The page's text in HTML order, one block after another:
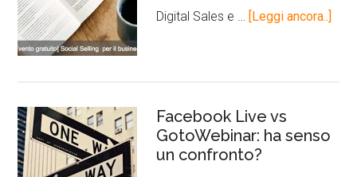
Digital Sales e … [Leggi ancora..]
Facebook Live vs
GotoWebinar: ha senso
un confronto?